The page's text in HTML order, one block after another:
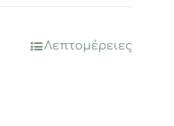
Λεπτομέρειες